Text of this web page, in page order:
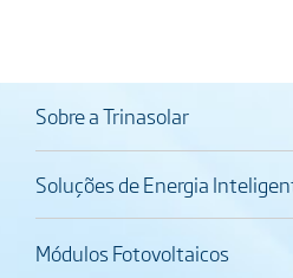
Sobre a Trinasolar
Soluções de Energia
Módulos Fotovoltaicos